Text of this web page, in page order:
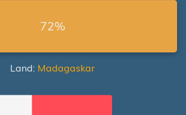
72%
Land: Madagaskar